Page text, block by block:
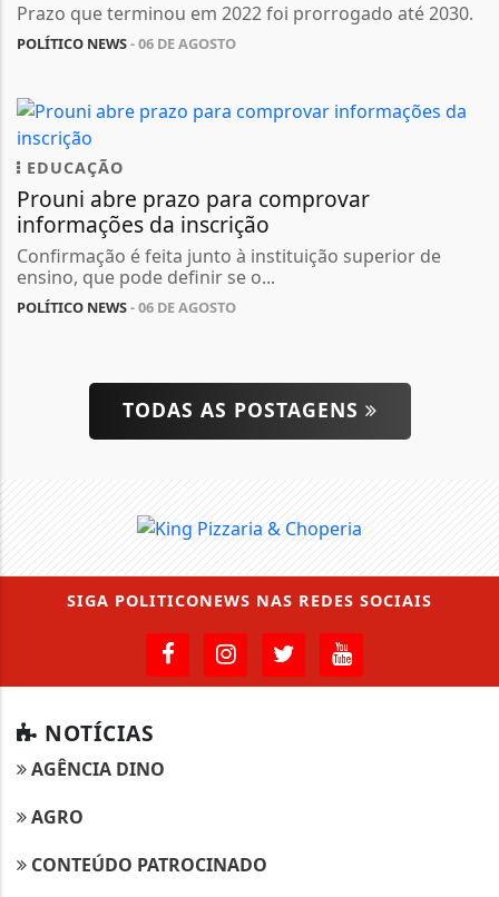
Prazo que terminou em 2022 foi prorrogado até 2030.
POLÍTICO NEWS- 06 DE AGOSTO
EDUCAÇÃO
Prouni abre prazo para comprovar
informações da inscrição
Confirmação é feita junto à instituição superior de
ensino, que pode definir se o...
POLÍTICO NEWS- 06 DE AGOSTO
TODAS AS POSTAGENS
SIGA POLITICONEWS NAS REDES SOCIAIS
NOTÍCIAS
AGÊNCIA DINO
AGRO
CONTEÚDO PATROCINADO